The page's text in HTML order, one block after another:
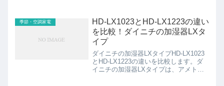
いても詳しくお伝えします。蚊取り機能
付...
季節・空調家電
HD-LX1023とHD-LX1223の違い
を比較！ダイニチの加湿器LXタ
イプ
ダイニチの加湿器LXタイプHD-LX1023
とHD-LX1223の違いを比較します。ダ
イニチの加湿器LXタイプは、アメトー